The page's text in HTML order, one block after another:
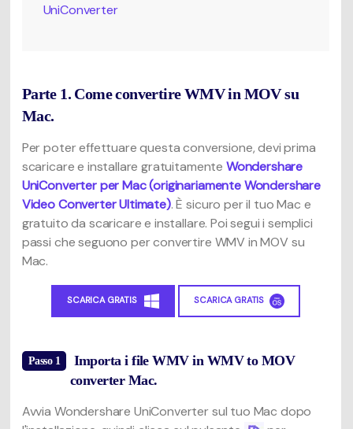
UniConverter
Parte 1. Come convertire WMV in MOV su
Mac.
Per poter effettuare questa conversione, devi prima
scaricare e installare gratuitamente Wondershare
UniConverter per Mac (originariamente Wondershare
Video Converter Ultimate). È sicuro per il tuo Mac e
gratuito da scaricare e installare. Poi segui i semplici
passi che seguono per convertire WMV in MOV su
Mac.
SCARICA GRATIS SCARICA GRATIS
Passo 1
Importa i file WMV in WMV to MOV
converter Mac.
Avvia Wondershare UniConverter sul tuo Mac dopo